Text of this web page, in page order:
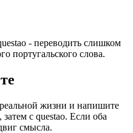
- переводить слишком
португальского слова.
жизни и напишите
с questao. Если оба
смысла.